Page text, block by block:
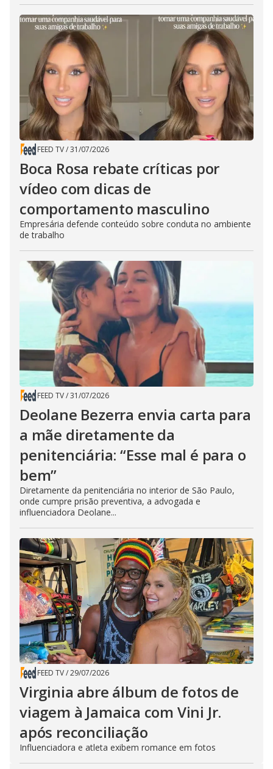
FEED TV/31/07/2026
Boca Rosa rebate críticas por
vídeo com dicas de
comportamento masculino
Empresária defende conteúdo sobre conduta no ambiente
de trabalho
FEED TV/31/07/2026
Deolane Bezerra envia carta para
a mãe diretamente da
penitenciária: “Esse mal é para o
bem”
Diretamente da penitenciária no interior de São Paulo,
onde cumpre prisão preventiva, a advogada e
influenciadora Deolane...
FEED TV/29/07/2026
Virginia abre álbum de fotos de
viagem à Jamaica com Vini Jr.
após reconciliação
Influenciadora e atleta exibem romance em fotos